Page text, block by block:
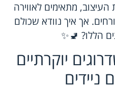
מתאימים לאווירה
אך איך נוודא שכולם
הללו? 🚽✨
יוקרתיים
ניידים